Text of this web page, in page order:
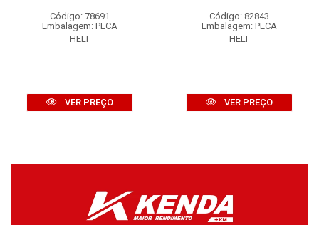
Código: 78691
Embalagem: PECA
HELT
VER PREÇO
Código: 82843
Embalagem: PECA
HELT
VER PREÇO